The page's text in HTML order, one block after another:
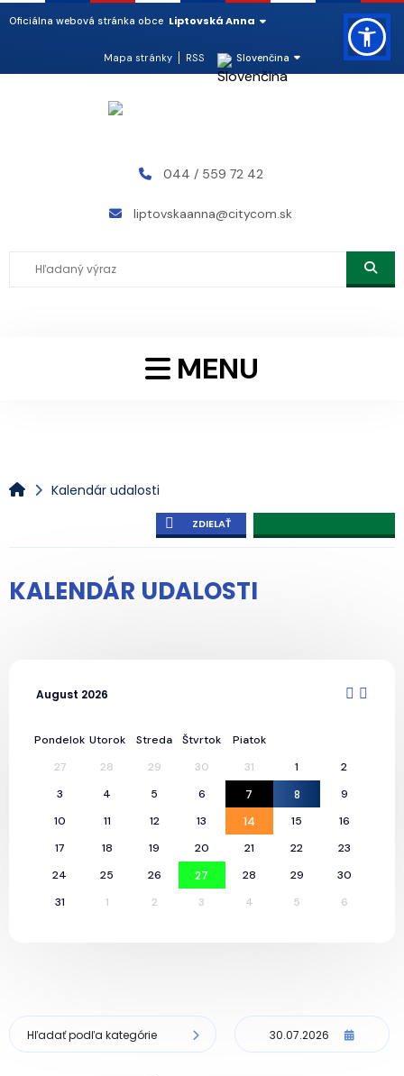
Oficiálna webová stránka obce Liptovská Anna
Mapa stránky RSS Slovenčina
044 / 559 72 42
liptovskaanna@citycom.sk
MENU
Kalendár udalosti
ZDIELAŤ
KALENDÁR UDALOSTI
August 2026
Pondelok Utorok Streda Štvrtok
Piatok
27
28 29 30 31 1
2
3
4 5 6 7 8
9
10
11 12 13 14 15
16
17
18 19 20 21 22
23
24
25 26 27 28 29
30
31
1 2 3 4 5 6
Hľadať podľa kategórie 30.07.2026